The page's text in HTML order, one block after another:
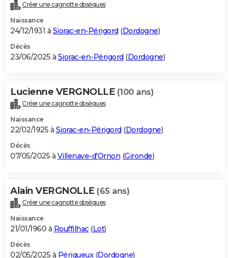
Créer une cagnotte obsèques
Naissance
24/12/1931 à Siorac-en-Périgord (Dordogne)
Décès
23/06/2025 à Siorac-en-Périgord (Dordogne)
Lucienne VERGNOLLE (100 ans)
Créer une cagnotte obsèques
Naissance
22/02/1925 à Siorac-en-Périgord (Dordogne)
Décès
07/05/2025 à Villenave-d'Ornon (Gironde)
Alain VERGNOLLE (65 ans)
Créer une cagnotte obsèques
Naissance
21/01/1960 à Rouffilhac(Lot)
Décès
02/05/2025 à Périgueux(Dordogne)